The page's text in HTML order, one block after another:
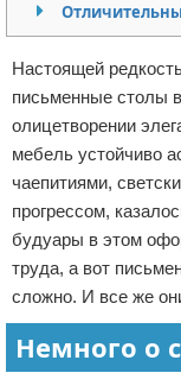
Ремонт дачи
Ремонт
Инструменты
Ванная
Домашний быт
Коммунальные
Сантехника
Безопасность
Для
Условия
Отказ от
Настоящей
письменные столы
олицетворении
мебель устойчиво
чаепитиями,
прогрессом,
будуары в этом
труда, а вот
сложно. И все же
Немного о